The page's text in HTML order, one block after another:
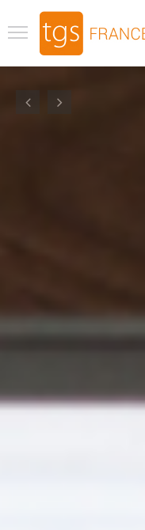
Aller au contenu principal